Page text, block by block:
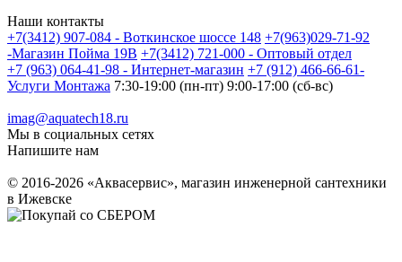
Наши контакты
+7(3412) 907-084 - Воткинское шоссе 148 +7(963)029-71-92
-Магазин Пойма 19В +7(3412) 721-000 - Оптовый отдел
+7 (963) 064-41-98 - Интернет-магазин +7 (912) 466-66-61-
Услуги Монтажа 7:30-19:00 (пн-пт) 9:00-17:00 (сб-вс)
imag@aquatech18.ru
Мы в социальных сетях
Напишите нам
© 2016-2026 «Аквасервис», магазин инженерной сантехники
в Ижевске